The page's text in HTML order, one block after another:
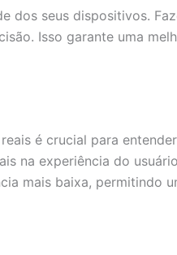
dos seus dispositivos.
Isso garante uma
é crucial para
na experiência do
mais baixa, permitindo